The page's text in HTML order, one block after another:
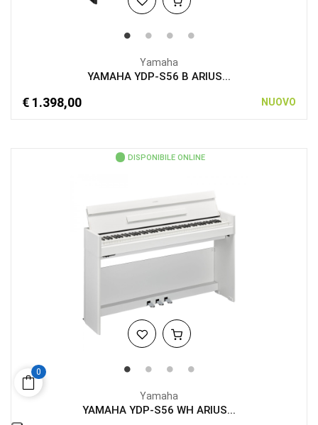
Yamaha
YAMAHA YDP-S56 B ARIUS...
€ 1.398,00 NUOVO
DISPONIBILE ONLINE
Yamaha
YAMAHA YDP-S56 WH ARIUS...
0